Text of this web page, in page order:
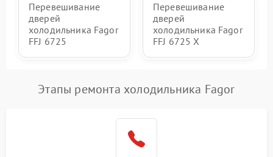
Перевешивание
дверей
холодильника Fagor
FFJ 6725
Перевешивание
дверей
холодильника Fagor
FFJ 6725 X
Этапы ремонта холодильника Fagor